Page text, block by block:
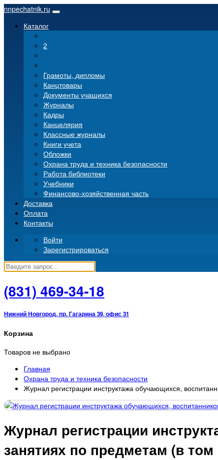
nnpechatnik.ru
Каталог
2
Грамоты, дипломы
Канцтовары
Документы учащихся
Журналы
Кадры
Канцелярия
Классные журналы
Книги учета
Обложки
Охрана труда и техника безопасности
Работа библиотеки
Учебники
Финансово-хозяйственная часть
Доставка
Оплата
Контакты
Войти
Зарегистрироваться
(831) 469-34-18
Нижний Новгород, пр. Гагарина 39, офис 31
Корзина
Товаров не выбрано
Главная
Охрана труда и техника безопасности
Журнал регистрации инструктажа обучающихся,
Журнал регистрации
занятиях по предметам (в